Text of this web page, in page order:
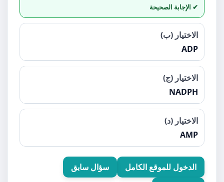
الاختيار (ب)
ADP
الاختيار (ج)
NADPH
الاختيار (د)
AMP
الدخول للموقع الكامل
سؤال سابق